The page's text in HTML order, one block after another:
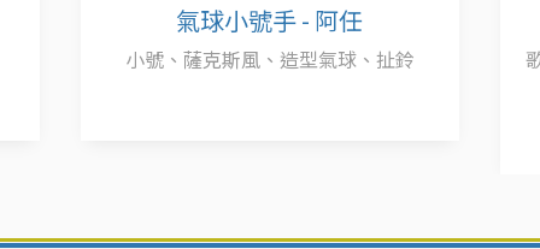
氣球小號手 - 阿任
小號、薩克斯風、造型氣球、扯鈴